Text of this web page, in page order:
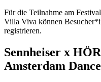
Für die Teilnahme am
Villa Viva können
registrieren.
Sennheiser x
Amsterdam